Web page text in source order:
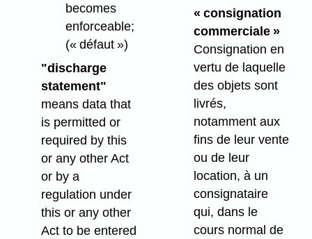
becomes
enforceable;
(« défaut »)
"discharge
statement"
means data that
is permitted or
required by this
or any other Act
or by a
regulation under
this or any other
Act to be entered
« consignation
commerciale »
Consignation en
vertu de laquelle
des objets sont
livrés,
notamment aux
fins de leur vente
ou de leur
location, à un
consignataire
qui, dans le
cours normal de